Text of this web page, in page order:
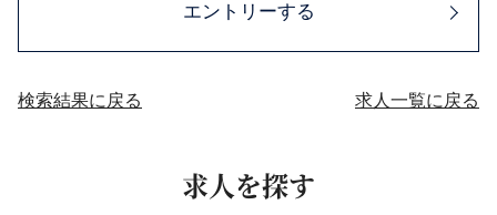
エントリーする
検索結果に戻る 求人一覧に戻る
求人を探す